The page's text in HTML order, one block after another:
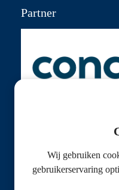
Partner
©
Wij gebruiken
gebruikerservaring